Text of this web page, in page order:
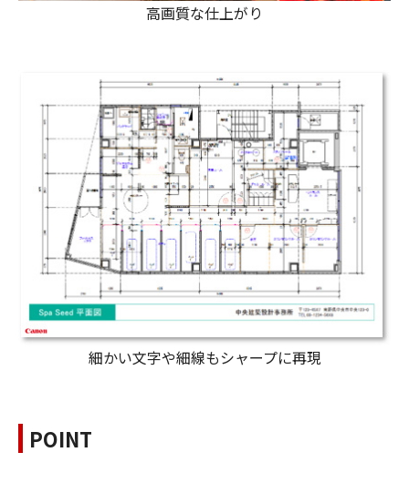
高画質な仕上がり
細かい文字や細線もシャープに再現
POINT